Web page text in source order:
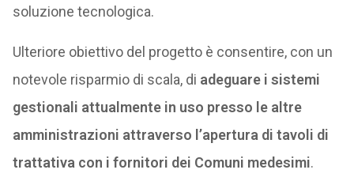
soluzione tecnologica.
Ulteriore obiettivo del progetto è consentire, con un
notevole risparmio di scala, di adeguare i sistemi
gestionali attualmente in uso presso le altre
amministrazioni attraverso l’apertura di tavoli di
trattativa con i fornitori dei Comuni medesimi.